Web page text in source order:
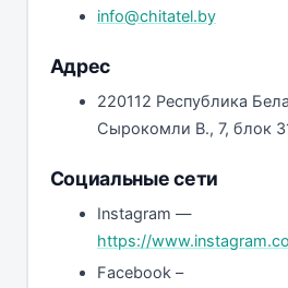
info@chitatel.by
Адрес
220112 Республика
Сырокомли В., 7, блок
Социальные сети
Instagram —
https://
Facebook –